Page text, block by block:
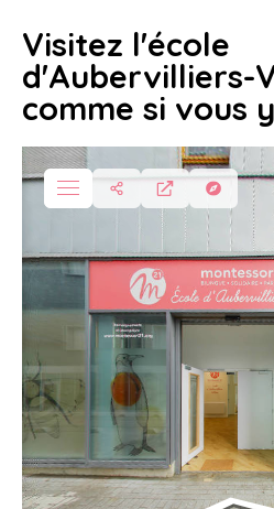
Visitez l'école
d'Aubervilliers-
comme si vous